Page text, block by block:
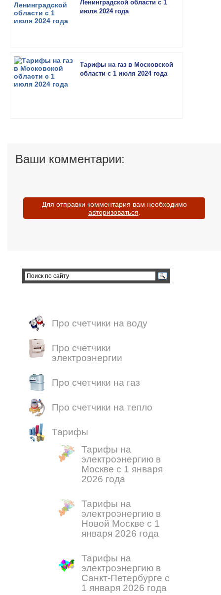
Ленинградской области с 1
июля 2024 года
Тарифы на газ в Московской
области с 1 июля 2024 года
Ваши комментарии:
Для отправки комментария вам необходимо
авторизоваться
Про счетчики на воду
Про счетчики
электроэнергии
Про счетчики на газ
Про счетчики на тепло
Тарифы
Тарифы на
электроэнергию в
Москве с 1 января
2026 года
Тарифы на
электроэнергию в
Новой Москве с 1
января 2026 года
Тарифы на
электроэнергию в
Санкт-Петербурге с
1 января 2026 года